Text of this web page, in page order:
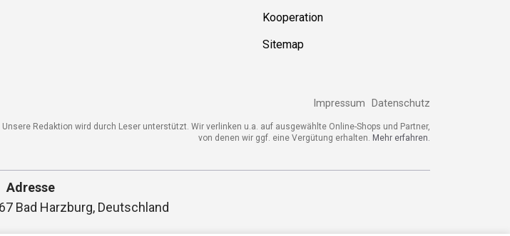
Unsere Redaktion wird durch Leser unterstützt. Wir verlinken u.a. auf ausgewählte Online-Shops und Partner,
Adresse